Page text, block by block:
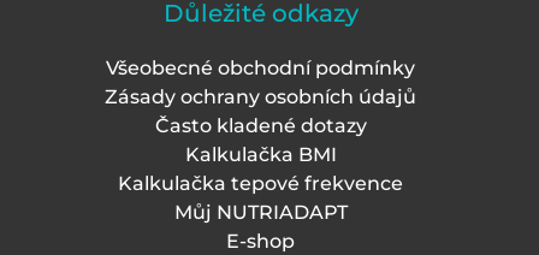
Důležité odkazy
Všeobecné obchodní podmínky
Zásady ochrany osobních údajů
Často kladené dotazy
Kalkulačka BMI
Kalkulačka tepové frekvence
Můj NUTRIADAPT
E-shop